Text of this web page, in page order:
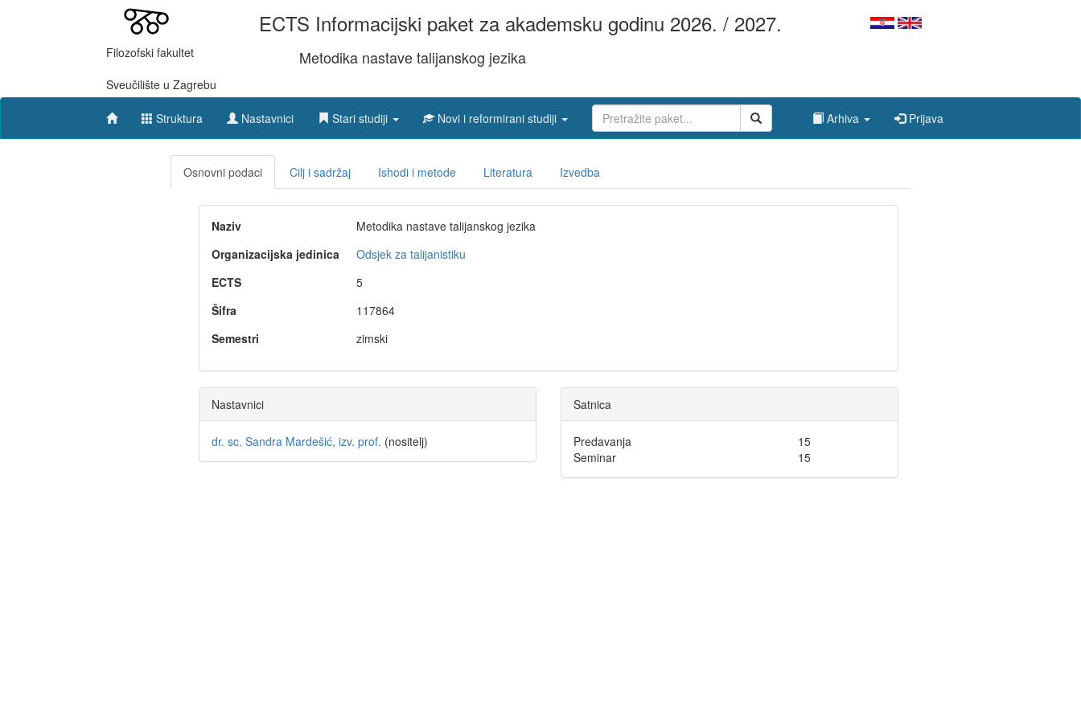
Filozofski fakultet
Sveučilište u Zagrebu
ECTS Informacijski paket za akademsku godinu 2026. / 2027.
Metodika nastave talijanskog jezika
Struktura Nastavnici Stari studiji Novi i reformirani studiji Arhiva Prijava
Osnovni podaci Cilj i sadržaj Ishodi i metode Literatura Izvedba
Naziv
Metodika nastave talijanskog jezika
Organizacijska jedinica
Odsjek za talijanistiku
ECTS
5
Šifra
117864
Semestri
zimski
Nastavnici
dr. sc. Sandra Mardešić, izv. prof. (nositelj)
Satnica
Predavanja
15
Seminar
15